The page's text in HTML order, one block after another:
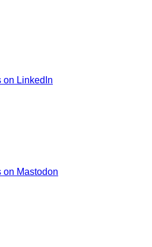
on LinkedIn
on Mastodon